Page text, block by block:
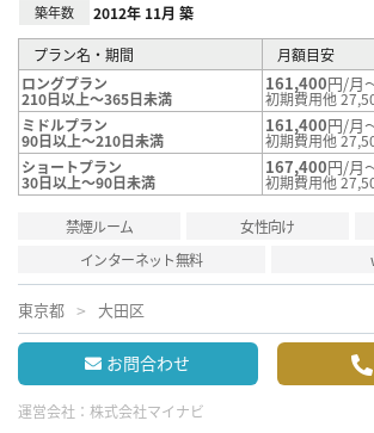
築年数 2012年 11月 築
プラン名・期間
月額目安
ロングプラン
210日以上～365日未満
161,400円/月
初期費用他
ミドルプラン
90日以上～210日未満
161,400円/月
初期費用他
ショートプラン
30日以上～90日未満
167,400円/月
初期費用他
禁煙ルーム 女性向け
インターネット無料
東京都 大田区
お問合わせ
運営会社： 株式会社マイナビ